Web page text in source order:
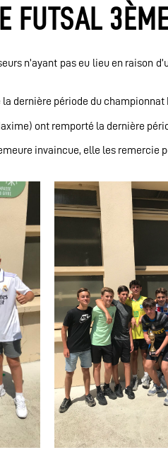
FUTSAL
n’ayant pas eu lieu en raison
dernière période du championnat
ont remporté la dernière
invaincue, elle les remercie